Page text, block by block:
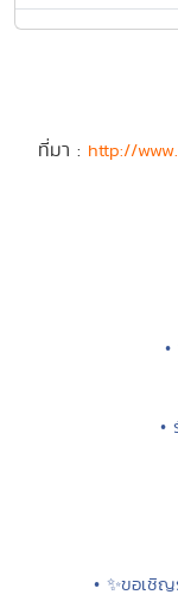
ที่มา : http://
•
• ✨ขอเชิ